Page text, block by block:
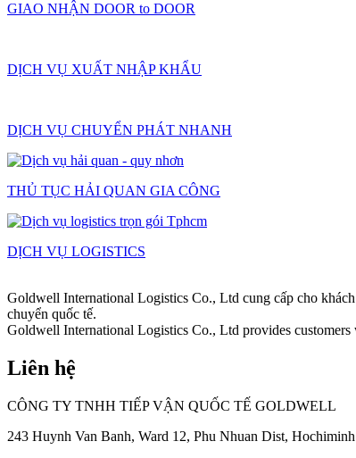
GIAO NHẬN DOOR to DOOR
DỊCH VỤ XUẤT NHẬP KHẨU
DỊCH VỤ CHUYỂN PHÁT NHANH
THỦ TỤC HẢI QUAN GIA CÔNG
DỊCH VỤ LOGISTICS
Goldwell International Logistics Co., Ltd cung cấp cho
chuyển quốc tế.
Goldwell International Logistics Co., Ltd provides
Liên hệ
CÔNG TY TNHH TIẾP VẬN QUỐC TẾ GOLDWELL
243 Huynh Van Banh, Ward 12, Phu Nhuan Dist,